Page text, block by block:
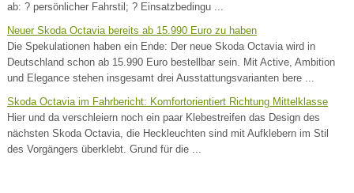
ab: ? persönlicher Fahrstil; ? Einsatzbedingu ...
Neuer Skoda Octavia bereits ab 15.990 Euro zu haben
Die Spekulationen haben ein Ende: Der neue Skoda Octavia wird in
Deutschland schon ab 15.990 Euro bestellbar sein. Mit Active, Ambition
und Elegance stehen insgesamt drei Ausstattungsvarianten bere ...
Skoda Octavia im Fahrbericht: Komfortorientiert Richtung Mittelklasse
Hier und da verschleiern noch ein paar Klebestreifen das Design des
nächsten Skoda Octavia, die Heckleuchten sind mit Aufklebern im Stil
des Vorgängers überklebt. Grund für die ...